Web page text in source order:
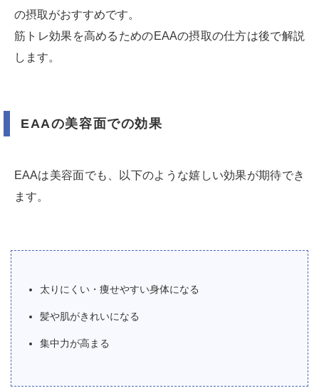
の摂取がおすすめです。
筋トレ効果を高めるためのEAAの摂取の仕方は後で解説
します。
EAAの美容面での効果
EAAは美容面でも、以下のような嬉しい効果が期待でき
ます。
太りにくい・痩せやすい身体になる
髪や肌がきれいになる
集中力が高まる